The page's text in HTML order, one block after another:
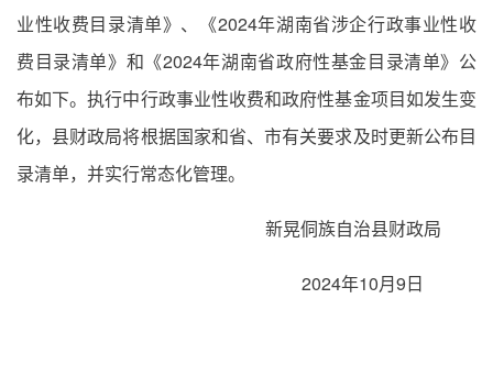
业性收费目录清单》、《2024年湖南省涉企行政事业性收
费目录清单》和《2024年湖南省政府性基金目录清单》公
布如下。执行中行政事业性收费和政府性基金项目如发生变
化，县财政局将根据国家和省、市有关要求及时更新公布目
录清单，并实行常态化管理。
新晃侗族自治县财政局
2024年10月9日